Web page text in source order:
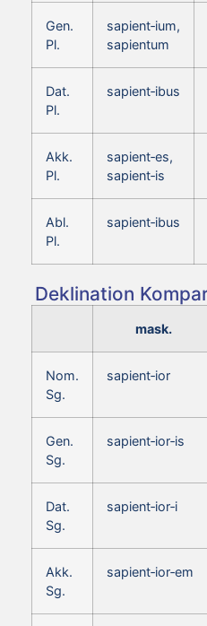
Gen.
Pl.
sapient‑ium,
sapientum
Dat.
Pl.
sapient‑ibus
Akk.
Pl.
sapient‑es,
sapient‑is
Abl.
Pl.
sapient‑ibus
Deklination
mask.
Nom.
Sg.
sapient‑ior
Gen.
Sg.
sapient‑ior‑is
Dat.
Sg.
sapient‑ior‑i
Akk.
Sg.
sapient‑ior‑em